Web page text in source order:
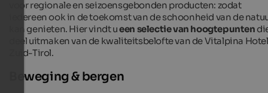
voor regionale en seizoensgebonden producten: zodat
iedereen ook in de toekomst van de schoonheid van de
kan genieten. Hier vindt ueen selectie van hoogtepunten
deel uitmaken van de kwaliteitsbelofte van de Vitalpina
Zuid-Tirol.
Beweging & bergen